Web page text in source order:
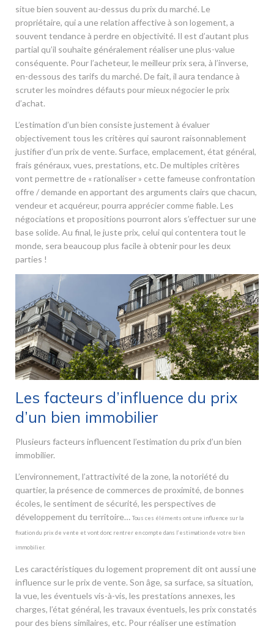
situe bien souvent au-dessus du prix du marché. Le
propriétaire, qui a une relation affective à son logement, a
souvent tendance à perdre en objectivité. Il est d’autant plus
partial qu’il souhaite généralement réaliser une plus-value
conséquente. Pour l’acheteur, le meilleur prix sera, à l’inverse,
en-dessous des tarifs du marché. De fait, il aura tendance à
scruter les moindres défauts pour mieux négocier le prix
d’achat.
L’estimation d’un bien consiste justement à évaluer
objectivement tous les critères qui sauront raisonnablement
justifier d’un prix de vente. Surface, emplacement, état général,
frais généraux, vues, prestations, etc. De multiples critères
vont permettre de « rationaliser » cette fameuse confrontation
offre / demande en apportant des arguments clairs que chacun,
vendeur et acquéreur, pourra apprécier comme fiable. Les
négociations et propositions pourront alors s’effectuer sur une
base solide. Au final, le juste prix, celui qui contentera tout le
monde, sera beaucoup plus facile à obtenir pour les deux
parties !
Les facteurs d’influence du prix
d’un bien immobilier
Plusieurs facteurs influencent l’estimation du prix d’un bien
immobilier.
L’environnement, l’attractivité de la zone, la notoriété du
quartier, la présence de commerces de proximité, de bonnes
écoles, le sentiment de sécurité, les perspectives de
développement du territoire… Tous ces éléments ont une influence sur la
fixation du prix de vente et vont donc rentrer en compte dans l’estimation de votre bien
immobilier.
Les caractéristiques du logement proprement dit ont aussi une
influence sur le prix de vente. Son âge, sa surface, sa situation,
la vue, les éventuels vis-à-vis, les prestations annexes, les
charges, l’état général, les travaux éventuels, les prix constatés
pour des biens similaires, etc. Pour réaliser une estimation